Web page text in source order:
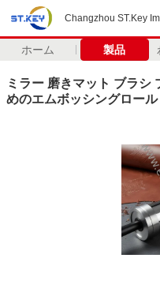
Changzhou ST.Key
ホーム 製品
ミラー 磨きマット ブラシ
めのエムボッシングロール